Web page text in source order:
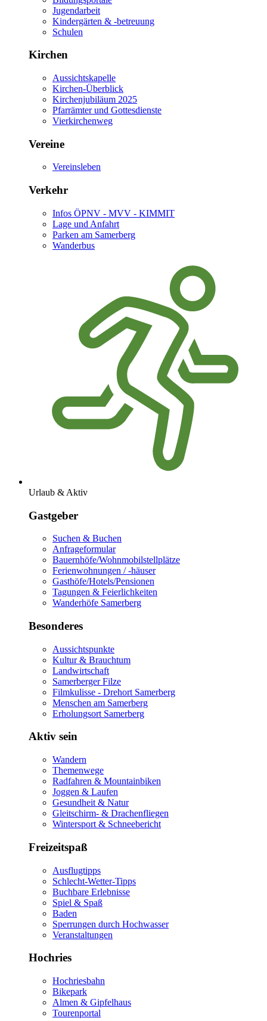
Jugendarbeit
Kindergärten & -betreuung
Schulen
Kirchen
Aussichtskapelle
Kirchen-Überblick
Kirchenjubiläum 2025
Pfarrämter und Gottesdienste
Vierkirchenweg
Vereine
Vereinsleben
Verkehr
Infos ÖPNV - MVV - KIMMIT
Lage und Anfahrt
Parken am Samerberg
Wanderbus
Urlaub & Aktiv
Gastgeber
Suchen & Buchen
Anfrageformular
Bauernhöfe/Wohnmobilstellplätze
Ferienwohnungen / -häuser
Gasthöfe/Hotels/Pensionen
Tagungen & Feierlichkeiten
Wanderhöfe Samerberg
Besonderes
Aussichtspunkte
Kultur & Brauchtum
Landwirtschaft
Samerberger Filze
Filmkulisse - Drehort Samerberg
Menschen am Samerberg
Erholungsort Samerberg
Aktiv sein
Wandern
Themenwege
Radfahren & Mountainbiken
Joggen & Laufen
Gesundheit & Natur
Gleitschirm- & Drachenfliegen
Wintersport & Schneebericht
Freizeitspaß
Ausflugtipps
Schlecht-Wetter-Tipps
Buchbare Erlebnisse
Spiel & Spaß
Baden
Sperrungen durch Hochwasser
Veranstaltungen
Hochries
Hochriesbahn
Bikepark
Almen & Gipfelhaus
Tourenportal